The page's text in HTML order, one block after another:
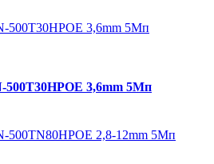
500T30HPOE 3,6mm 5Мп